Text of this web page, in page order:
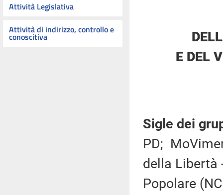
Attività Legislativa
Attività di indirizzo, controllo e
conoscitiva
E DEL
Sigle dei
PD;
della Libertà
Popolare